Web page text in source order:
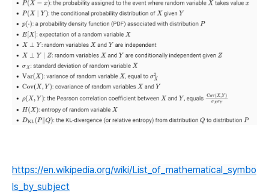
https://en.wikipedia.org/wiki/List_of_mathematical_symbo
ls_by_subject